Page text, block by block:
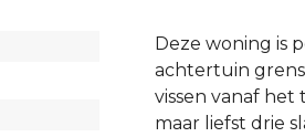
Deze woning is
achtertuin
vissen vanaf het
maar liefst drie